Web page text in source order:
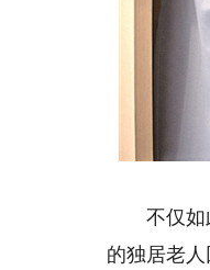
不仅如此
的独居老